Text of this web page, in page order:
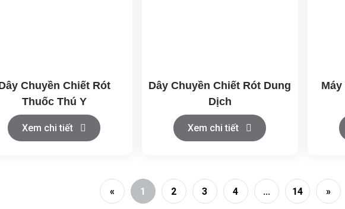
Chuyền Chiết Rót
Thuốc Thú Y
Xem chi tiết
Dây Chuyền Chiết Rót Dung
Dịch
Xem chi tiết
« 1 2 3 4 ... 14 »